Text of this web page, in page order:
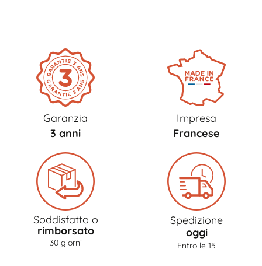
Garanzia
3 anni
Impresa
Francese
Soddisfatto o
rimborsato
30 giorni
Spedizione
oggi
Entro le 15